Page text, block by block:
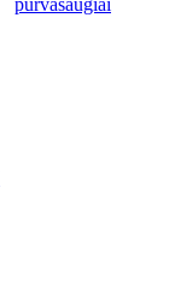
purvasaugiai